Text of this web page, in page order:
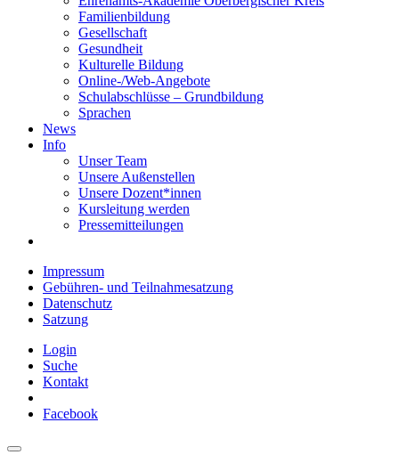
Familienbildung
Gesellschaft
Gesundheit
Kulturelle Bildung
Online-/Web-Angebote
Schulabschlüsse – Grundbildung
Sprachen
News
Info
Unser Team
Unsere Außenstellen
Unsere Dozent*innen
Kursleitung werden
Pressemitteilungen
Impressum
Gebühren- und Teilnahmesatzung
Datenschutz
Satzung
Login
Suche
Kontakt
Facebook